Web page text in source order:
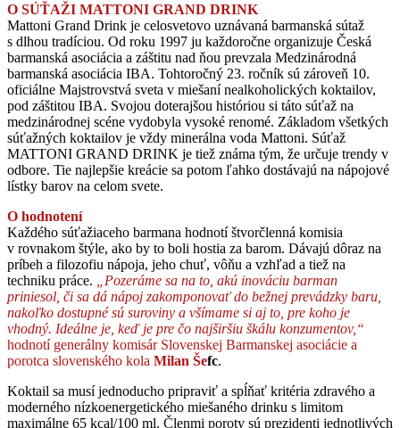
O SÚŤAŽI MATTONI GRAND DRINK
Mattoni Grand Drink je celosvetovo uznávaná barmanská sútaž
s dlhou tradíciou. Od roku 1997 ju každoročne organizuje Česká
barmanská asociácia a záštitu nad ňou prevzala Medzinárodná
barmanská asociácia IBA. Tohtoročný 23. ročník sú zároveň 10.
oficiálne Majstrovstvá sveta v miešaní nealkoholických koktailov,
pod záštitou IBA. Svojou doterajšou históriou si táto súťaž na
medzinárodnej scéne vydobyla vysoké renomé. Základom všetkých
súťažných koktailov je vždy minerálna voda Mattoni. Súťaž
MATTONI GRAND DRINK je tiež známa tým, že určuje trendy v
odbore. Tie najlepšie kreácie sa potom ľahko dostávajú na nápojové
lístky barov na celom svete.
O hodnotení
Každého súťažiaceho barmana hodnotí štvorčlenná komisia
v rovnakom štýle, ako by to boli hostia za barom. Dávajú dôraz na
príbeh a filozofiu nápoja, jeho chuť, vôňu a vzhľad a tiež na
techniku práce.
„Pozeráme sa na to, akú inováciu barman
priniesol, či sa dá nápoj zakomponovať do bežnej prevádzky baru,
nakoľko dostupné sú suroviny a všímame si aj to, pre koho je
vhodný. Ideálne je, keď je pre čo najširšiu škálu konzumentov,“
hodnotí generálny komisár Slovenskej Barmanskej asociácie a
porotca slovenského kola Milan Šefc.
Koktail sa musí jednoducho pripraviť a spĺňať kritéria zdravého a
moderného nízkoenergetického miešaného drinku s limitom
maximálne 65 kcal/100 ml. Členmi poroty sú prezidenti jednotlivých